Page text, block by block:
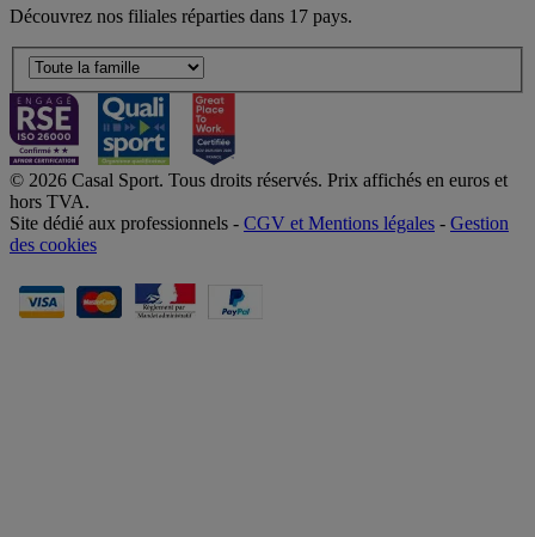
Découvrez nos filiales réparties dans 17 pays.
© 2026 Casal Sport. Tous droits réservés. Prix affichés en euros et
hors TVA.
Site dédié aux professionnels - CGV et Mentions légales - Gestion
des cookies